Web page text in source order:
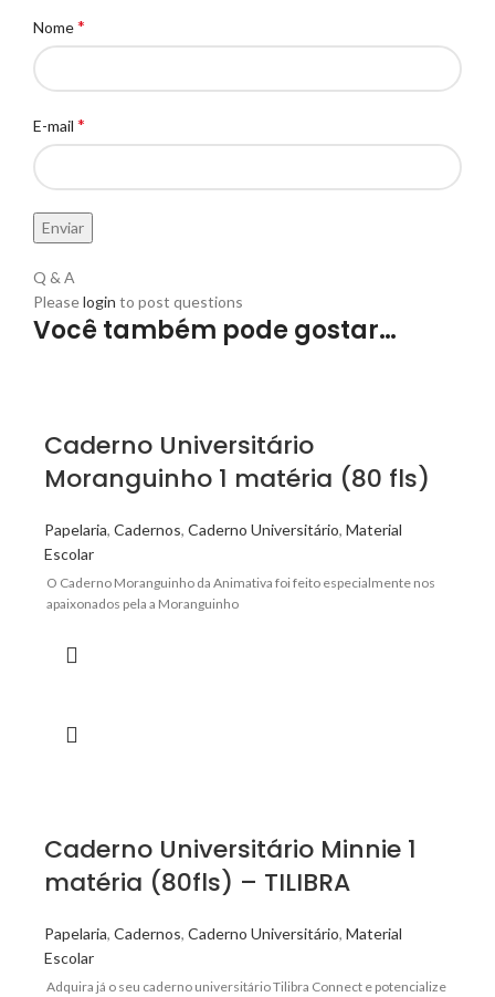
Nome*
E-mail *
Q & A
Pleaselogin to post questions
Você também pode gostar…
Caderno Universitário
Moranguinho 1 matéria (80 fls)
Papelaria, Cadernos, Caderno Universitário, Material
Escolar
O Caderno Moranguinho da Animativa foi feito especialmente nos
apaixonados pela a Moranguinho
Caderno Universitário Minnie 1
matéria (80fls) – TILIBRA
Papelaria, Cadernos, Caderno Universitário, Material
Escolar
Adquira já o seu caderno universitário Tilibra Connect e potencialize